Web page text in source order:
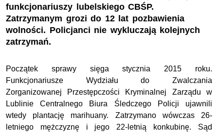
funkcjonariuszy lubelskiego CBŚP.
Zatrzymanym grozi do 12 lat pozbawienia
wolności. Policjanci nie wykluczają kolejnych
zatrzymań.
Początek sprawy sięga stycznia 2015 roku.
Funkcjonariusze Wydziału do Zwalczania
Zorganizowanej Przestępczości Kryminalnej Zarządu w
Lublinie Centralnego Biura Śledczego Policji ujawnili
wtedy plantację marihuany. Zatrzymano wówczas 26-
letniego mężczyznę i jego 22-letnią konkubinę. Sąd